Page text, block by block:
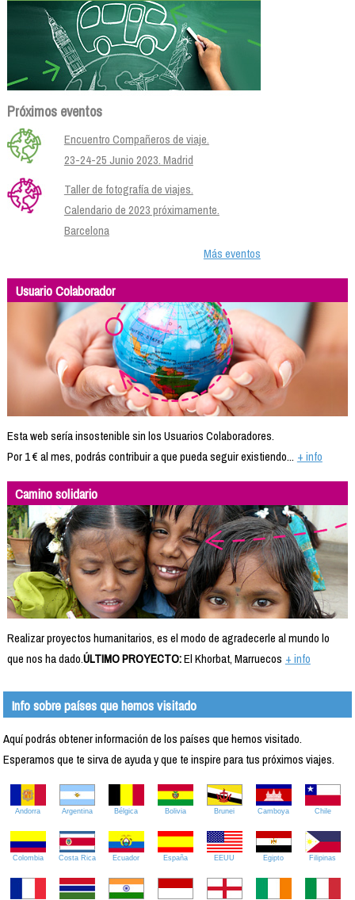
Próximos eventos
Encuentro Compañeros de viaje.
23-24-25 Junio 2023. Madrid
Taller de fotografía de viajes.
Calendario de 2023 próximamente.
Barcelona
Más eventos
Usuario Colaborador
Esta web sería insostenible sin los Usuarios Colaboradores.
Por 1 € al mes, podrás contribuir a que pueda seguir existiendo... + info
Camino solidario
Realizar proyectos humanitarios, es el modo de agradecerle al mundo lo
que nos ha dado.ÚLTIMO PROYECTO:El Khorbat, Marruecos + info
Info sobre países que hemos visitado
Aquí podrás obtener información de los países que hemos visitado.
Esperamos que te sirva de ayuda y que te inspire para tus próximos viajes.
Andorra Argentina Bélgica Bolivia Brunei Camboya Chile
Colombia Costa Rica Ecuador España EEUU Egipto Filipinas